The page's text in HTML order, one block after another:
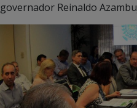
governador Reinaldo